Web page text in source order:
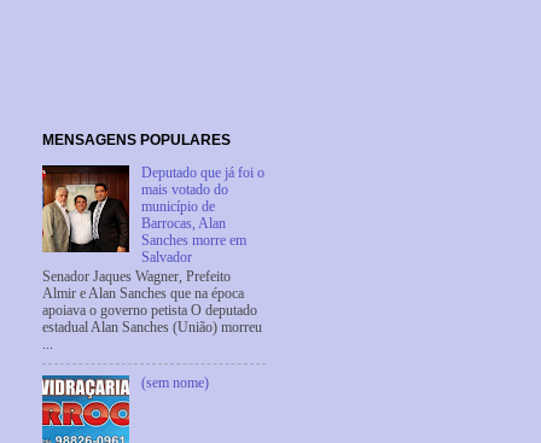
MENSAGENS POPULARES
Deputado que já foi o
mais votado do
município de
Barrocas, Alan
Sanches morre em
Salvador
Senador Jaques Wagner, Prefeito
Almir e Alan Sanches que na época
apoiava o governo petista O deputado
estadual Alan Sanches (União) morreu
...
(sem nome)